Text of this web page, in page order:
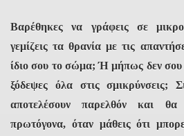
Βαρέθηκες να γράφεις σε
γεμίζεις τα θρανία με τις
ίδιο σου το σώμα; Ή μήπως δεν σου
ξόδεψες όλα στις σμικρύνσεις;
αποτελέσουν παρελθόν και
πρωτόγονα, όταν μάθεις ότι